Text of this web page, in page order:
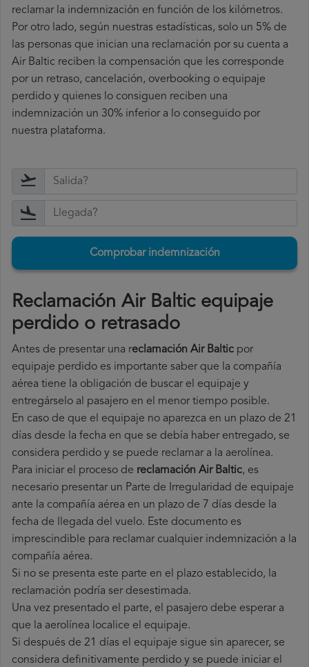
reclamar la indemnización en función de los kilómetros.
Por otro lado, según nuestras estadísticas, solo un 5% de
las personas que inician una reclamación por su cuenta a
Air Baltic reciben la compensación que les corresponde
por un retraso, cancelación, overbooking o equipaje
perdido y quienes lo consiguen reciben una
indemnización un 30% inferior a lo conseguido por
nuestra plataforma.
Comprobar indemnización
Reclamación Air Baltic equipaje
perdido o retrasado
Antes de presentar una reclamación Air Baltic por
equipaje perdido es importante saber que la compañía
aérea tiene la obligación de buscar el equipaje y
entregárselo al pasajero en el menor tiempo posible.
En caso de que el equipaje no aparezca en un plazo de 21
días desde la fecha en que se debía haber entregado, se
considera perdido y se puede reclamar a la aerolínea.
Para iniciar el proceso de reclamación Air Baltic, es
necesario presentar un Parte de Irregularidad de equipaje
ante la compañía aérea en un plazo de 7 días desde la
fecha de llegada del vuelo. Este documento es
imprescindible para reclamar cualquier indemnización a la
compañía aérea.
Si no se presenta este parte en el plazo establecido, la
reclamación podría ser desestimada.
Una vez presentado el parte, el pasajero debe esperar a
que la aerolínea localice el equipaje.
Si después de 21 días el equipaje sigue sin aparecer, se
considera definitivamente perdido y se puede iniciar el